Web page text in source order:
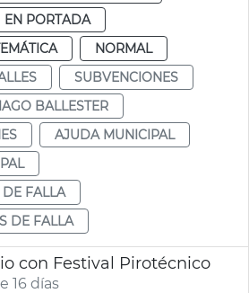
EN PORTADA
NORMAL
SUBVENCIONES
BALLESTER
AJUDA MUNICIPAL
FALLA
DE FALLA
con Festival Pirotécnico
16 días